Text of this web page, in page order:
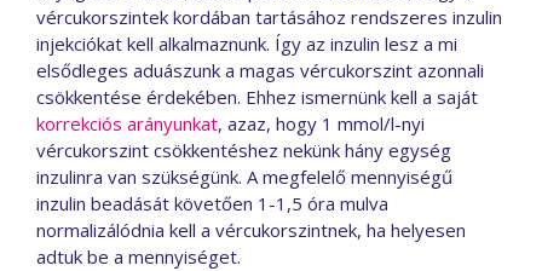
vércukorszintek kordában tartásához rendszeres inzulin
injekciókat kell alkalmaznunk. Így az inzulin lesz a mi
elsődleges aduászunk a magas vércukorszint azonnali
csökkentése érdekében. Ehhez ismernünk kell a saját
korrekciós arányunkat, azaz, hogy 1 mmol/l-nyi
vércukorszint csökkentéshez nekünk hány egység
inzulinra van szükségünk. A megfelelő mennyiségű
inzulin beadását követően 1-1,5 óra mulva
normalizálódnia kell a vércukorszintnek, ha helyesen
adtuk be a mennyiséget.